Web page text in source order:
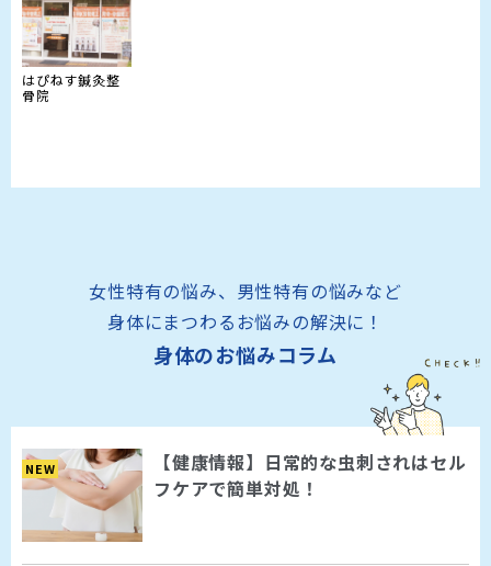
はぴねす鍼灸整
骨院
女性特有の悩み、男性特有の悩みなど
身体にまつわるお悩みの解決に！
身体のお悩みコラム
NEW
【健康情報】日常的な虫刺されはセル
フケアで簡単対処！